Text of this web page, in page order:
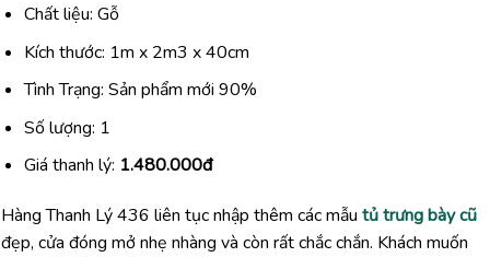
Chất liệu: Gỗ
Kích thước: 1m x 2m3 x 40cm
Tình Trạng: Sản phẩm mới 90%
Số lượng: 1
Giá thanh lý: 1.480.000đ
Hàng Thanh Lý 436 liên tục nhập thêm các mẫu tủ trưng bày cũ
đẹp, cửa đóng mở nhẹ nhàng và còn rất chắc chắn. Khách muốn